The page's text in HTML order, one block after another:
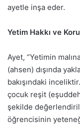
ayetle inşa eder.
Yetim Hakkı ve
Ayet, “Yetimin
(ahsen) dışında
bakışındaki
çocuk reşit
şekilde
öğrencisinin